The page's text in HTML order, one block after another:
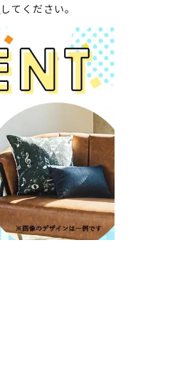
してください。